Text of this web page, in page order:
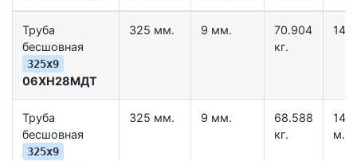
Труба
бесшовная
325х9
06ХН28МДТ
325 мм. 9 мм.
70.904
кг.
Труба
бесшовная
325х9
325 мм. 9 мм.
68.588
кг.
м.